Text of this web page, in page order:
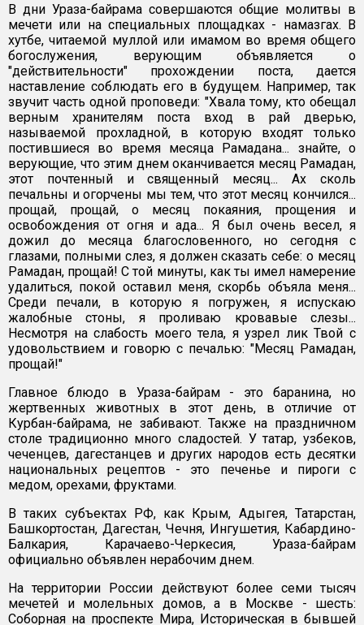
В дни Ураза-байрама совершаются общие молитвы в
мечети или на специальных площадках - намазгах. В
хутбе, читаемой муллой или имамом во время общего
богослужения, верующим объявляется о
"действительности" прохождении поста, дается
наставление соблюдать его в будущем. Например, так
звучит часть одной проповеди: "Хвала тому, кто обещал
верным хранителям поста вход в рай дверью,
называемой прохладной, в которую входят только
постившиеся во время месяца Рамадана... знайте, о
верующие, что этим днем оканчивается месяц Рамадан,
этот почтенный и священный месяц... Ах сколь
печальны и огорчены мы тем, что этот месяц кончился...
прощай, прощай, о месяц покаяния, прощения и
освобождения от огня и ада... Я был очень весел, я
дожил до месяца благословенного, но сегодня с
глазами, полными слез, я должен сказать себе: о месяц
Рамадан, прощай! С той минуты, как ты имел намерение
удалиться, покой оставил меня, скорбь объяла меня...
Среди печали, в которую я погружен, я испускаю
жалобные стоны, я проливаю кровавые слезы...
Несмотря на слабость моего тела, я узрел лик Твой с
удовольствием и говорю с печалью: "Месяц Рамадан,
прощай!"
Главное блюдо в Ураза-байрам - это баранина, но
жертвенных животных в этот день, в отличие от
Курбан-байрама, не забивают. Также на праздничном
столе традиционно много сладостей. У татар, узбеков,
чеченцев, дагестанцев и других народов есть десятки
национальных рецептов - это печенье и пироги с
медом, орехами, фруктами.
В таких субъектах РФ, как Крым, Адыгея, Татарстан,
Башкортостан, Дагестан, Чечня, Ингушетия, Кабардино-
Балкария, Карачаево-Черкесия, Ураза-байрам
официально объявлен нерабочим днем.
На территории России действуют более семи тысяч
мечетей и молельных домов, а в Москве - шесть:
Соборная на проспекте Мира, Историческая в бывшей